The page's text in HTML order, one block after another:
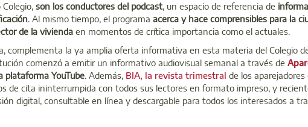
son los conductores del podcast, un espacio de referencia de
. Al mismo tiempo, el programa acerca y hace comprensibles para la
de la vivienda en momentos de crítica importancia como el actuales.
complementa la ya amplia oferta informativa en esta materia del Colegio
comenzó a emitir un informativo audiovisual semanal a través de
plataforma YouTube. Además, BIA, la revista trimestral de los aparejadores
de cita ininterrumpida con todos sus lectores en formato impreso, y
digital, consultable en línea y descargable para todos los interesados a